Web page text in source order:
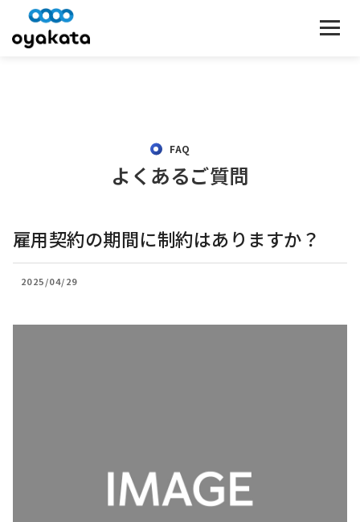
FAQ
よくあるご質問
雇用契約の期間に制約はありますか？
2025/04/29